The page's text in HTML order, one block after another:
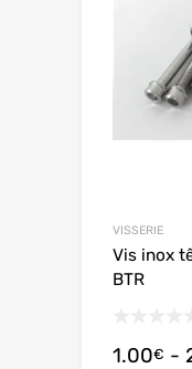
VISSERIE
Vis inox
BTR
1.00€ -